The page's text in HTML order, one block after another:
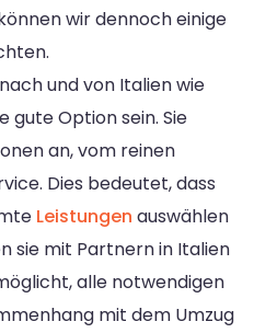
wir dennoch einige
nach und von Italien wie
gute Option sein. Sie
an, vom reinen
Dies bedeutet, dass
Leistungen auswählen
sie mit Partnern in Italien
alle notwendigen
mit dem Umzug